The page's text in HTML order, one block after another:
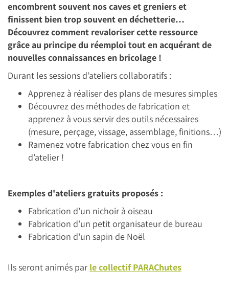
encombrent souvent nos caves et greniers et
finissent bien trop souvent en déchetterie…
Découvrez comment revaloriser cette ressource
grâce au principe du réemploi tout en acquérant de
nouvelles connaissances en bricolage !
Durant les sessions d’ateliers collaboratifs :
Apprenez à réaliser des plans de mesures simples
Découvrez des méthodes de fabrication et
apprenez à vous servir des outils nécessaires
(mesure, perçage, vissage, assemblage, finitions…)
Ramenez votre fabrication chez vous en fin
d’atelier !
Exemples d'ateliers gratuits proposés :
Fabrication d’un nichoir à oiseau
Fabrication d’un petit organisateur de bureau
Fabrication d'un sapin de Noël
Ils seront animés par le collectif PARAChutes